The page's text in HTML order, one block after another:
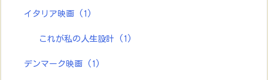
イタリア映画 (1)
これが私の人生設計 (1)
デンマーク映画 (1)